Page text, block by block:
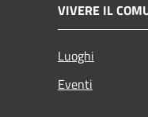
VIVERE IL
Luoghi
Eventi